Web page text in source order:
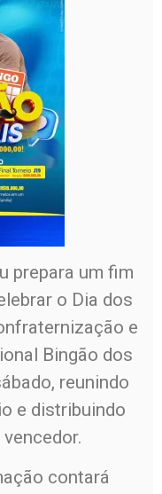
prepara um fim
o Dia dos
e
Bingão dos
reunindo
e distribuindo
contará